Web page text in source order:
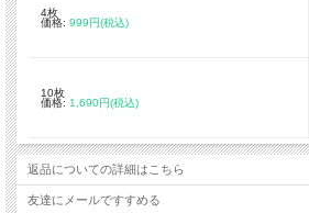
4枚
価格: 999円(税込)
10枚
価格: 1,690円(税込)
返品についての詳細はこちら
友達にメールですすめる